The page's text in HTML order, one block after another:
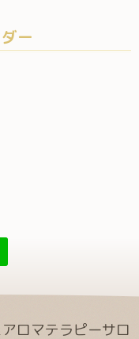
ー
ロマテラピーサロ